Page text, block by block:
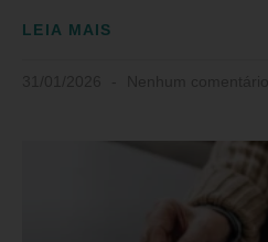
LEIA MAIS